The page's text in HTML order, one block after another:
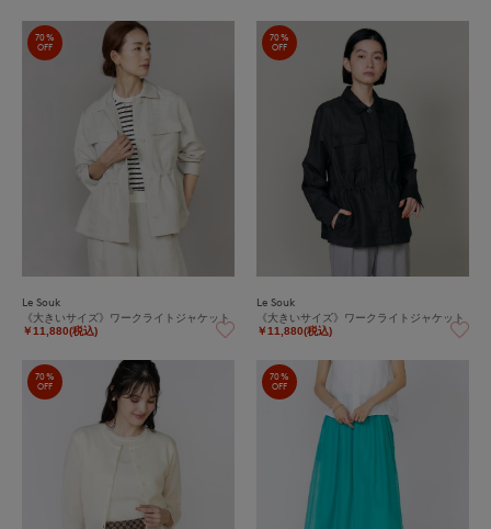
70%
OFF
Le Souk
《大きいサイズ》ワークライトジャケット
￥11,880(税込)
70%
OFF
Le Souk
《大きいサイズ》ワークライトジャケット
￥11,880(税込)
70%
OFF
70%
OFF